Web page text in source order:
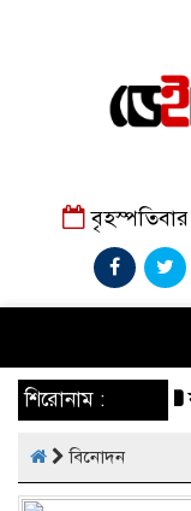
শিরোনাম :
বিনোদন